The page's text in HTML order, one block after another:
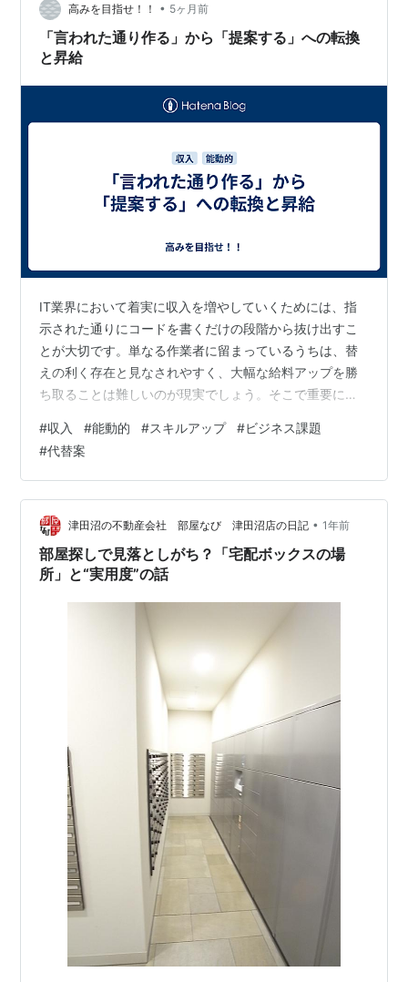
きるのか、加工したい場合の対処法、BeRealとの違い、
若者の間で人気を集めている理由まで詳しく解説しま
す。 この記事を読…
高みを目指せ！！ • 5ヶ月前
「言われた通り作る」から「提案する」への転換
と昇給
IT業界において着実に収入を増やしていくためには、指
示された通りにコードを書くだけの段階から抜け出すこ
とが大切です。単なる作業者に留まっているうちは、替
えの利く存在と見なされやすく、大幅な給料アップを勝
ち取ることは難しいのが現実でしょう。そこで重要にな
策を提示する提案力だと言えます。要望をそのまま受け
入れるのではなく、より効率的な手法やコスト削減に繋
がる代替案を示すことで、エンジニアとしての価値は飛
躍的に高まっていくはずです。こうした上流工程に関わ
ろうとする姿勢は、実装能力以上の高い評価を得ること
に直結していきます。実は、高い報酬を得ているポジ…
#収入 #能動的 #スキルアップ #ビジネス課題
#代替案
津田沼の不動産会社 部屋なび 津田沼店の日記 • 1年前
部屋探しで見落としがち？「宅配ボックスの場
所」と“実用度”の話